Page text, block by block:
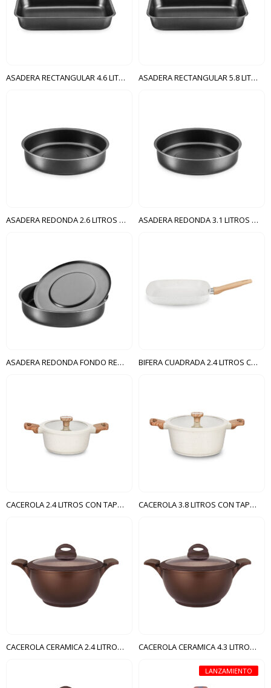
ASADERA RECTANGULAR 4.6 LITROS CRISTAL MTA GRAFITE ASADERA RECTANGULAR 5.8 LITROS CRISTAL MTA GRAFITE
ASADERA REDONDA 2.6 LITROS CRISTAL MTA GRAFITE ASADERA REDONDA 3.1 LITROS CRISTAL MTA GRAFITE
ASADERA REDONDA FONDO REMOVIBLE 3.1 LITROS CRISTAL MTA GRAFITE BIFERA CUADRADA 2.4 LITROS CARMELA MTA VAINILLA
CACEROLA 2.4 LITROS CON TAPA N2O CARMELA CACEROLA 3.8 LITROS CON TAPA N24 CARMELA MTA VAINILLA
CACEROLA CERAMICA 2.4 LITROS N20 CON TAPA MTA BELGA CACEROLA CERAMICA 4.3 LITROS N24 CON TAPA MTA BELGA
LANZAMIENTO